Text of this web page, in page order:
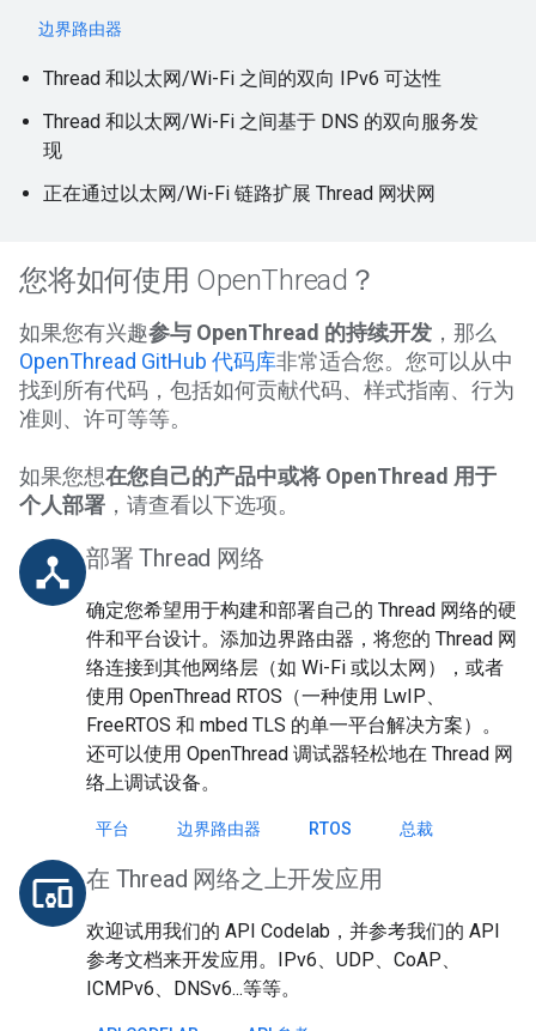
边界路由器
Thread 和以太网/Wi-Fi 之间的双向 IPv6 可达性
Thread 和以太网/Wi-Fi 之间基于 DNS 的双向服务发
现
正在通过以太网/Wi-Fi 链路扩展 Thread 网状网
您将如何使用 OpenThread？
如果您有兴趣参与 OpenThread 的持续开发 ，那么
OpenThread GitHub 代码库非常适合您。您可以从中
找到所有代码，包括如何贡献代码、样式指南、行为
准则、许可等等。
如果您想在您自己的产品中或将 OpenThread 用于
个人部署 ，请查看以下选项。
device_hub 部署 Thread 网络
确定您希望用于构建和部署自己的 Thread 网络的硬
件和平台设计。添加边界路由器，将您的 Thread 网
络连接到其他网络层（如 Wi-Fi 或以太网），或者
使用 OpenThread RTOS（一种使用 LwIP、
FreeRTOS 和 mbed TLS 的单一平台解决方案）。
还可以使用 OpenThread 调试器轻松地在 Thread 网
络上调试设备。
平台 边界路由器 RTOS 总裁
devices_other 在 Thread 网络之上开发应用
欢迎试用我们的 API Codelab，并参考我们的 API
参考文档来开发应用。IPv6、UDP、CoAP、
ICMPv6、DNSv6...等等。